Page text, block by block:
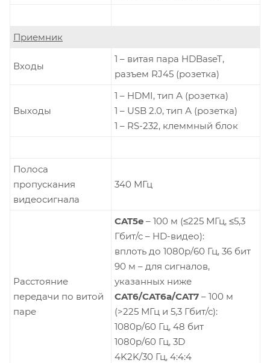
Приемник
Входы
1 – витая пара HDBaseT,
разъем RJ45 (розетка)
Выходы
1 – HDMI, тип А (розетка)
1 – USB 2.0, тип А (розетка)
1 – RS-232, клеммный блок
Полоса
пропускания
видеосигнала
340 МГц
Расстояние
передачи по витой
паре
CAT5e – 100 м (≤225 МГц, ≤5,3
Гбит/с – HD-видео):
вплоть до 1080p/60 Гц, 36 бит
90 м – для сигналов,
указанных ниже
CAT6/CAT6a/CAT7 – 100 м
(>225 МГц и 5,3 Гбит/с):
1080p/60 Гц, 48 бит
1080p/60 Гц, 3D
4K2K/30 Гц, 4:4:4